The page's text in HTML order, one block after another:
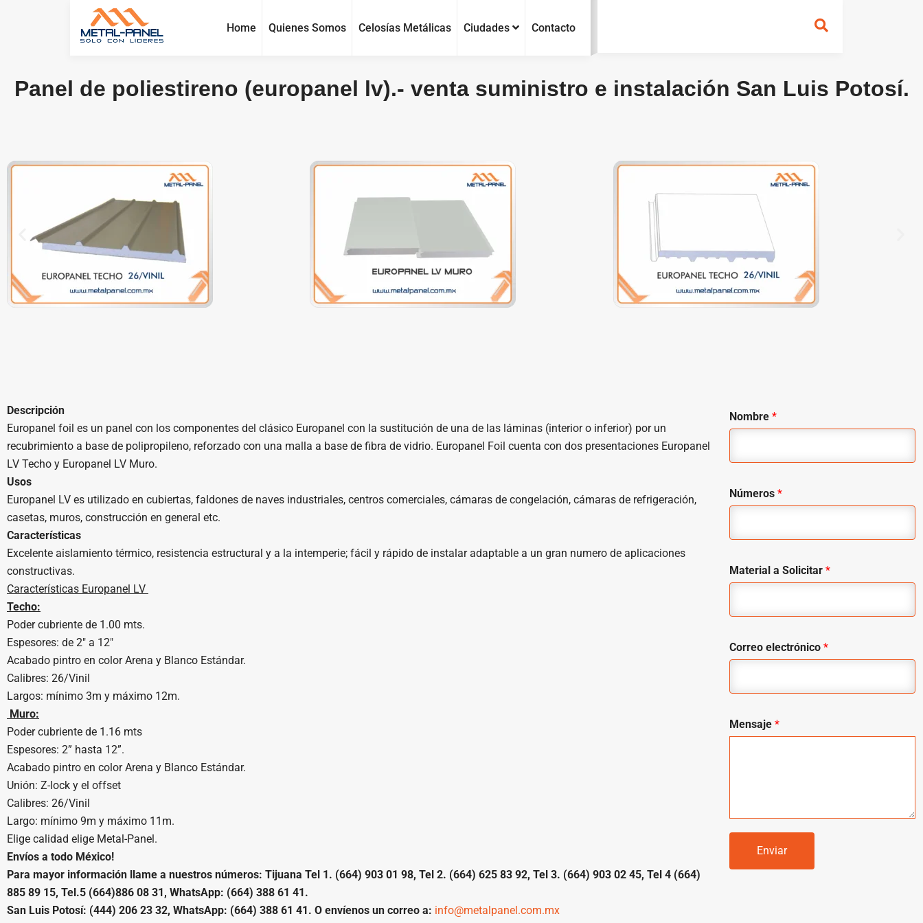
Home Quienes Somos Celosías Metálicas Ciudades Contacto
Panel de poliestireno (europanel lv).- venta suministro e instalación San Luis Potosí.
Descripción
Europanel foil es un panel con los componentes del clásico Europanel con la sustitución de una de las láminas (interior o inferior) por un
recubrimiento a base de polipropileno, reforzado con una malla a base de fibra de vidrio. Europanel Foil cuenta con dos presentaciones Europanel
LV Techo y Europanel LV Muro.
Usos
Europanel LV es utilizado en cubiertas, faldones de naves industriales, centros comerciales, cámaras de congelación, cámaras de refrigeración,
casetas, muros, construcción en general etc.
Características
Excelente aislamiento térmico, resistencia estructural y a la intemperie; fácil y rápido de instalar adaptable a un gran numero de aplicaciones
constructivas.
Características Europanel LV
Techo:
Poder cubriente de 1.00 mts.
Espesores: de 2″ a 12″
Acabado pintro en color Arena y Blanco Estándar.
Calibres: 26/Vinil
Largos: mínimo 3m y máximo 12m.
Muro:
Poder cubriente de 1.16 mts
Espesores: 2” hasta 12”.
Acabado pintro en color Arena y Blanco Estándar.
Unión: Z-lock y el offset
Calibres: 26/Vinil
Largo: mínimo 9m y máximo 11m.
Elige calidad elige Metal-Panel.
Envíos a todo México!
Para mayor información llame a nuestros números: Tijuana Tel 1. (664) 903 01 98, Tel 2. (664) 625 83 92, Tel 3. (664) 903 02 45, Tel 4 (664)
885 89 15, Tel.5 (664)886 08 31, WhatsApp: (664) 388 61 41.
San Luis Potosí: (444) 206 23 32, WhatsApp: (664) 388 61 41. O envíenos un correo a: info@metalpanel.com.mx
Nombre *
Números *
Material a Solicitar *
Correo electrónico *
Mensaje *
Enviar